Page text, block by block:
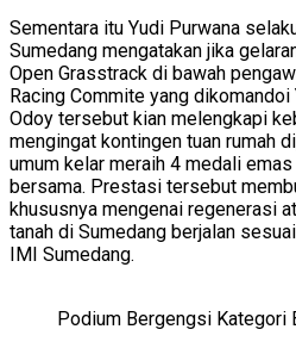
Sementara itu Yudi Purwana
Sumedang mengatakan jika
Open Grasstrack di bawah
Racing Commite yang
Odoy tersebut kian melengkapi
mengingat kontingen tuan rumah
umum kelar meraih 4 medali
bersama. Prestasi tersebut
khususnya mengenai regenerasi
tanah di Sumedang berjalan
IMI Sumedang.
Podium Bergengsi Kategori